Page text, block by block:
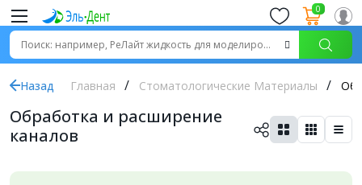
0
Назад Главная Стоматологические Материалы
Обработка и расширение
каналов